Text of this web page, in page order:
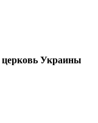
церковь Украины